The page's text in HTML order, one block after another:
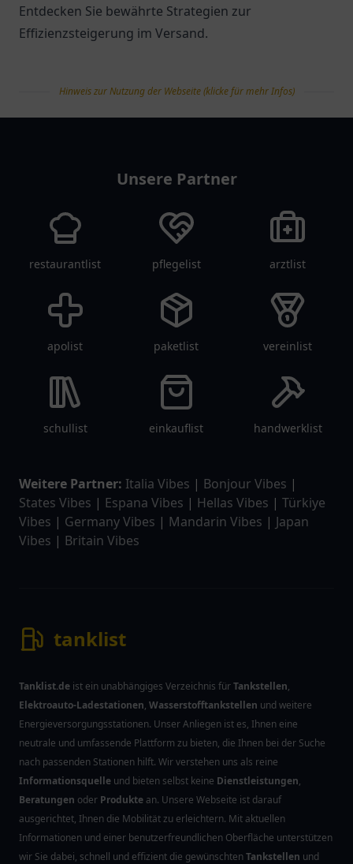
Entdecken Sie bewährte Strategien zur
Effizienzsteigerung im Versand.
Hinweis zur Nutzung der Webseite (klicke für mehr Infos)
Unsere Partner
restaurantlist pflegelist arztlist
apolist paketlist vereinlist
schullist einkauflist handwerklist
Weitere Partner: Italia Vibes | Bonjour Vibes |
States Vibes | Espana Vibes | Hellas Vibes | Türkiye
Vibes | Germany Vibes | Mandarin Vibes | Japan
Vibes | Britain Vibes
tanklist
Tanklist.de ist ein unabhängiges Verzeichnis fürTankstellen,
Elektroauto-Ladestationen, Wasserstofftankstellen und weitere
Energieversorgungsstationen. Unser Anliegen ist es, Ihnen eine
neutrale und umfassende Plattform zu bieten, die Ihnen bei der Suche
nach passenden Stationen hilft. Wir verstehen uns als reine
Informationsquelle und bieten selbst keine Dienstleistungen,
Beratungen oder Produkte an. Unsere Webseite ist darauf
ausgerichtet, Ihnen die Mobilität zu erleichtern. Mit aktuellen
Informationen und einer benutzerfreundlichen Oberfläche unterstützen
wir Sie dabei, schnell und effizient die gewünschtenTankstellen und